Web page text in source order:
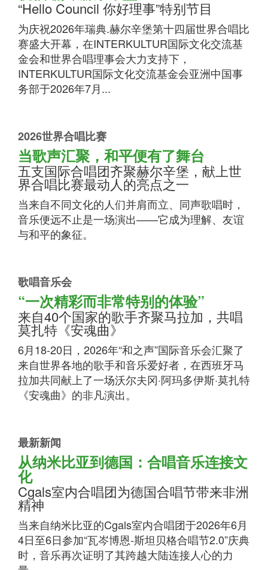
“Hello Council 你好理事”特别节目
为庆祝2026年瑞典.赫尔辛堡第十四届世界合唱比
赛盛大开幕，在INTERKULTUR国际文化交流基
金会和世界合唱理事会大力支持下，
INTERKULTUR国际文化交流基金会亚洲中国事
务部于2026年7月...
2026世界合唱比赛
当歌声汇聚，和平便有了舞台
五支国际合唱团齐聚赫尔辛堡，献上世
界合唱比赛最动人的亮点之一
当来自不同文化的人们并肩而立、同声歌唱时，
音乐便远不止是一场演出——它成为理解、友谊
与和平的象征。
歌唱音乐会
“一次精彩而非常特别的体验”
来自40个国家的歌手齐聚马拉加，共唱
莫扎特《安魂曲》
6月18-20日，2026年“和之声”国际音乐会汇聚了
来自世界各地的歌手和音乐爱好者，在西班牙马
拉加共同献上了一场沃尔夫冈·阿玛多伊斯·莫扎特
《安魂曲》的非凡演出。
最新新闻
从纳米比亚到德国：合唱音乐连接文
化
Cgals室内合唱团为德国合唱节带来非洲
精神
当来自纳米比亚的Cgals室内合唱团于2026年6月
4日至6日参加“瓦岑博恩-斯坦贝格合唱节2.0”庆典
时，音乐再次证明了其跨越大陆连接人心的力